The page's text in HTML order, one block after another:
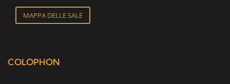
MAPPA DELLE SALE
COLOPHON